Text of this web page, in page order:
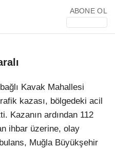
WhatsApp İhbar Hattı
Facebook
ABONE OL
Kavak Mahallesi
kazası, bölgedeki acil
Kazanın ardından 112
ihbar üzerine, olay
Muğla Büyükşehir